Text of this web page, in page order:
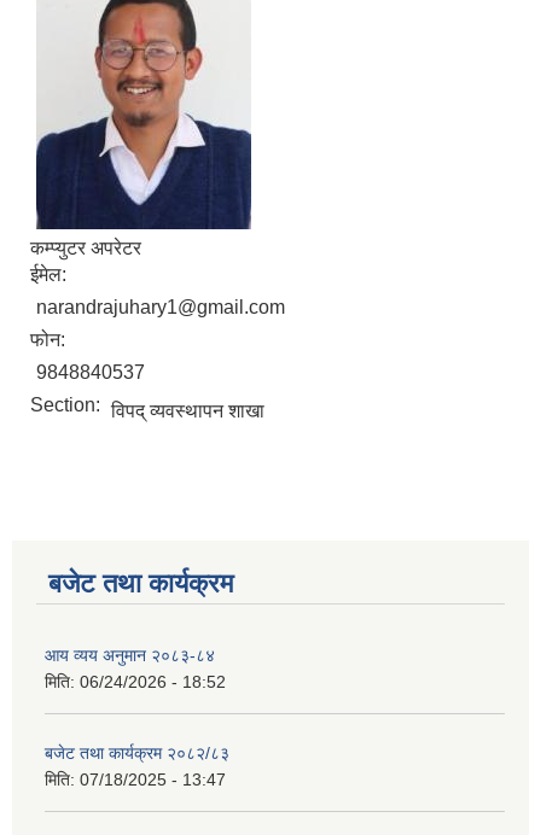
कम्प्युटर अपरेटर
ईमेल:
narandrajuhary1@gmail.com
फोन:
9848840537
Section: विपद् व्यवस्थापन शाखा
बजेट तथा कार्यक्रम
आय व्यय अनुमान २०८३-८४
मिति: 06/24/2026 - 18:52
बजेट तथा कार्यक्रम २०८२/८३
मिति: 07/18/2025 - 13:47